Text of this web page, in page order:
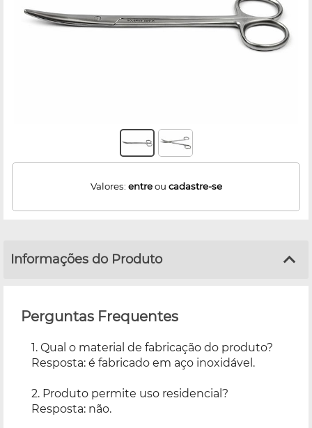
Valores: entreou cadastre-se
Informações do Produto
Perguntas Frequentes
1. Qual o material de fabricação do produto?
Resposta: é fabricado em aço inoxidável.
2. Produto permite uso residencial?
Resposta: não.